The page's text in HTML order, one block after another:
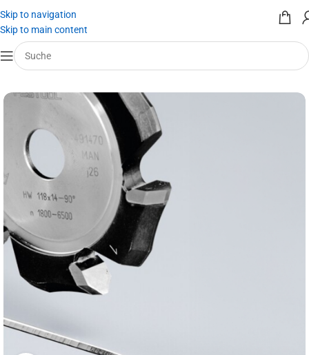
Skip to navigation
Skip to main content
Start